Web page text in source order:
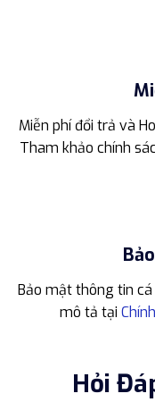
Miễn phí đổi trả và
Tham khảo chính
Bảo mật thông tin
mô tả tại
Hỏi